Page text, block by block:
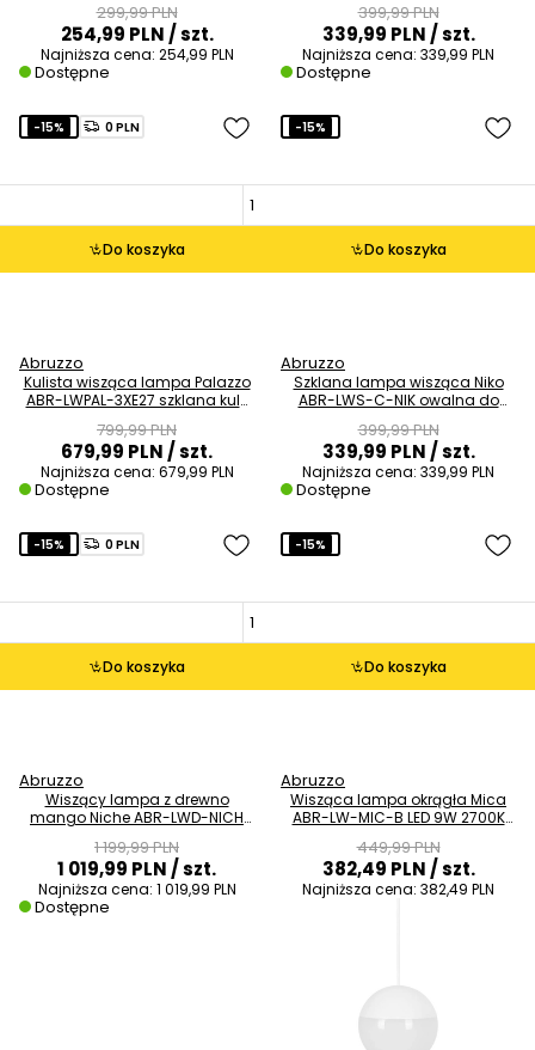
299,99 PLN
254,99 PLN/ szt.
Najniższa cena: 254,99 PLN
Dostępne
399,99 PLN
339,99 PLN/ szt.
Najniższa cena: 339,99 PLN
Dostępne
Do koszyka
-15% 0 PLN
Abruzzo
Kulista wisząca lampa Palazzo
ABR-LWPAL-3XE27 szklana kule
799,99 PLN
679,99 PLN/ szt.
Najniższa cena: 679,99 PLN
Dostępne
Do koszyka
-15%
Abruzzo
Szklana lampa wisząca Niko
ABR-LWS-C-NIK owalna do
399,99 PLN
339,99 PLN/ szt.
Najniższa cena: 339,99 PLN
Dostępne
Do koszyka
-15% 0 PLN
Abruzzo
Wiszący lampa z drewno
mango Niche ABR-LWD-NICH
1 199,99 PLN
1 019,99 PLN/ szt.
Najniższa cena: 1 019,99 PLN
Dostępne
Do koszyka
-15%
Abruzzo
Wisząca lampa okrągła Mica
ABR-LW-MIC-B LED 9W 2700K
449,99 PLN
382,49 PLN/ szt.
Najniższa cena: 382,49 PLN